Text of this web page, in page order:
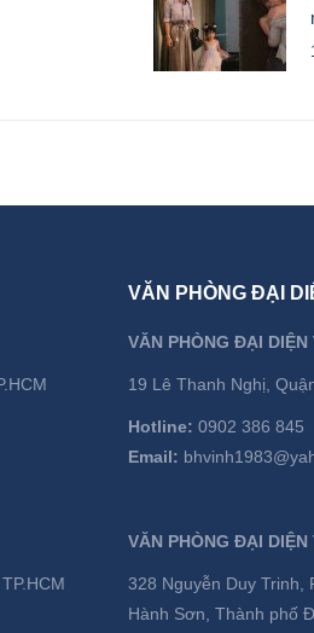
VĂN PHÒNG ĐẠI
VĂN PHÒNG ĐẠI DIỆN
19 Lê Thanh Nghị,
Hotline: 0902 386 845
Email:
VĂN PHÒNG ĐẠI
328 Nguyễn Duy Trinh,
Hành Sơn, Thành phố